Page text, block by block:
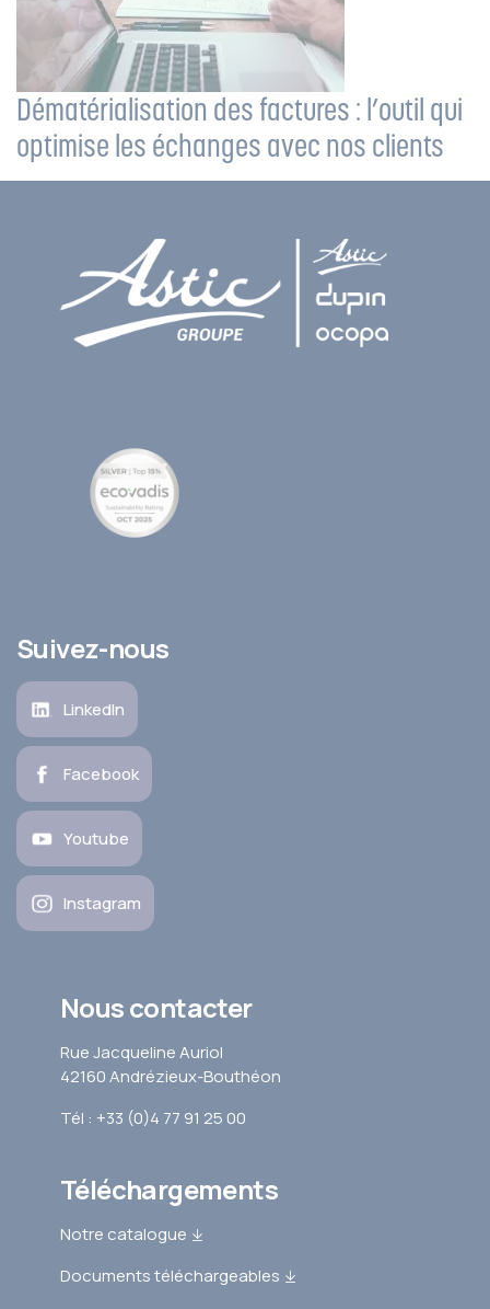
Dématérialisation des factures : l’outil qui
optimise les échanges avec nos clients
Suivez-nous
LinkedIn
Facebook
Youtube
Instagram
Nous contacter
Rue Jacqueline Auriol
42160 Andrézieux-Bouthéon
Tél : +33 (0)4 77 91 25 00
Téléchargements
Notre catalogue
Documents téléchargeables